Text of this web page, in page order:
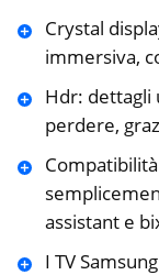
Crystal
immersiva,
Hdr: dettagli
perdere,
assistant e
I TV